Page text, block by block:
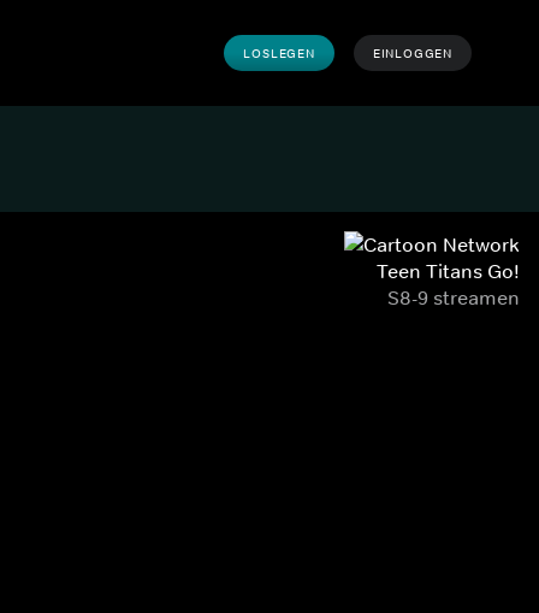
LOSLEGEN EINLOGGEN
Teen Titans Go!
S8-9 streamen